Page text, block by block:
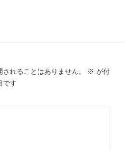
れることはありません。 ※ が付
です